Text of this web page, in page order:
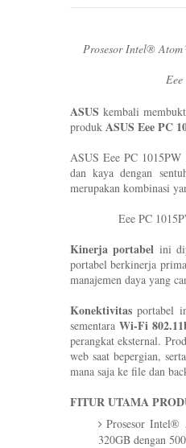
Prosesor Intel®
ASUS kembali
produk ASUS Eee PC
ASUS Eee PC
dan kaya dengan
merupakan kombinasi
Eee PC
Kinerja portabel ini
portabel berkinerja
manajemen daya yang
Konektivitasportabel
sementaraWi-Fi
perangkat eksternal.
web saat bepergian, serta
mana saja ke file dan
FITUR UTAMA
Prosesor
320GB dengan